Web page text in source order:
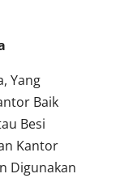
Yang
Baik
Besi
Kantor
Digunakan